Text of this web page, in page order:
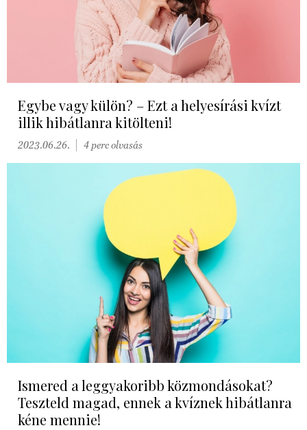
Egybe vagy külön? – Ezt a helyesírási kvízt
illik hibátlanra kitölteni!
2023.06.26. 4 perc olvasás
Ismered a leggyakoribb közmondásokat?
Teszteld magad, ennek a kvíznek hibátlanra
kéne mennie!